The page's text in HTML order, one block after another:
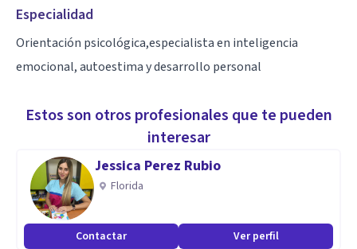
Especialidad
Orientación psicológica,especialista en inteligencia
emocional, autoestima y desarrollo personal
Estos son otros profesionales que te pueden
interesar
Jessica Perez Rubio
Florida
Contactar Ver perfil